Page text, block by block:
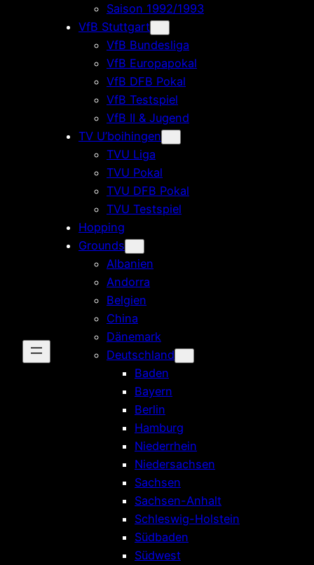
Saison 1992/1993
VfB Stuttgart
VfB Bundesliga
VfB Europapokal
VfB DFB Pokal
VfB Testspiel
VfB II & Jugend
TV U’boihingen
TVU Liga
TVU Pokal
TVU DFB Pokal
TVU Testspiel
Hopping
Grounds
Albanien
Andorra
Belgien
China
Dänemark
Deutschland
Baden
Bayern
Berlin
Hamburg
Niederrhein
Niedersachsen
Sachsen
Sachsen-Anhalt
Schleswig-Holstein
Südbaden
Südwest